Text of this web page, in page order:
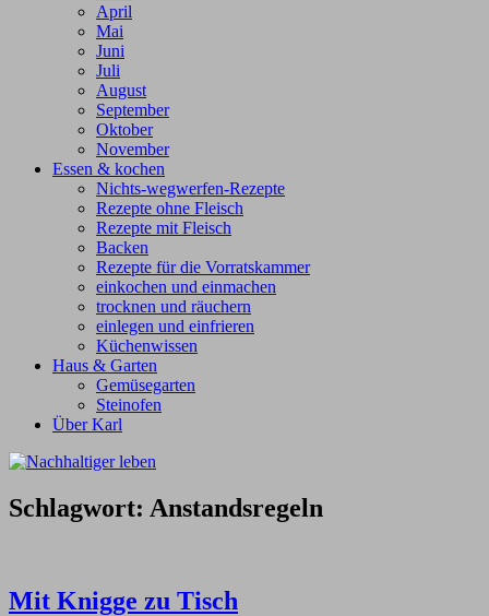
April
Mai
Juni
Juli
August
September
Oktober
November
Essen & kochen
Nichts-wegwerfen-Rezepte
Rezepte ohne Fleisch
Rezepte mit Fleisch
Backen
Rezepte für die Vorratskammer
einkochen und einmachen
trocknen und räuchern
einlegen und einfrieren
Küchenwissen
Haus & Garten
Gemüsegarten
Steinofen
Über Karl
Schlagwort: Anstandsregeln
Mit Knigge zu Tisch